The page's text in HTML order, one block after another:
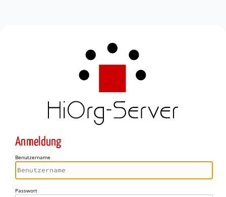
Anmeldung
Benutzername
Passwort